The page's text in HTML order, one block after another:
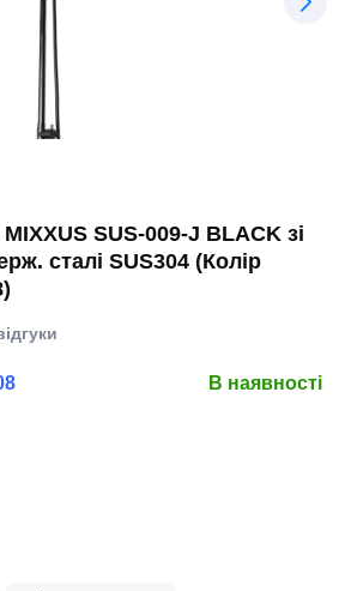
SUS-009-J BLACK зі
сталі SUS304 (Колір
В наявності